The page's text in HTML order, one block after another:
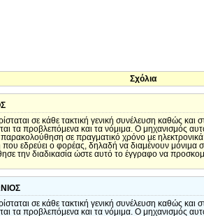
Σχόλια
σε κάθε τακτική γενική συνέλευση καθώς και
τα προβλεπόμενα και τα νόμιμα. Ο μηχανισμός
παρακολούθηση σε πραγματικό χρόνο με
που εδρεύει ο φορέας, δηλαδή να διαμένουν
την διαδικασία ώστε αυτό το έγγραφο να
σε κάθε τακτική γενική συνέλευση καθώς και
τα προβλεπόμενα και τα νόμιμα. Ο μηχανισμός